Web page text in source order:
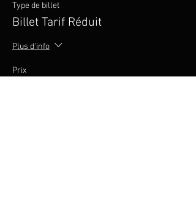
Type de billet
Billet Tarif Réduit
Plus d'info
Prix